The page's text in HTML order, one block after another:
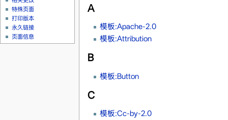
A
模板:Apache-2.0
模板:Attribution
B
模板:Button
C
模板:Cc-by-2.0
特殊页面
打印版本
永久链接
页面信息